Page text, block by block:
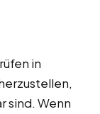
in
sind. Wenn